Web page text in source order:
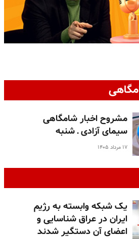
مشروح اخبار شامگاهی
سیمای آزادی ـ شنبه
۱۷ مرداد ۱۴۰۵
یک شبکه وابسته به رژیم
ایران در عراق شناسایی و
اعضای آن دستگیر شدند